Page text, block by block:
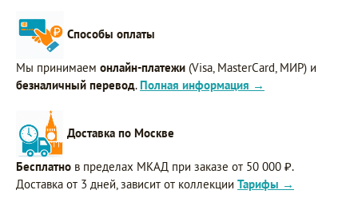
Способы оплаты
Мы принимаем онлайн-платежи (Visa, MasterCard, МИР) и
безналичный перевод. Полная информация →
Доставка по Москве
Бесплатно в пределах МКАД при заказе от 50 000 ₽.
Доставка от 3 дней, зависит от коллекции Тарифы →